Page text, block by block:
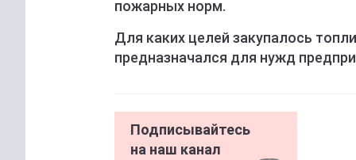
пожарных норм.
Для каких целей закупалось
предназначался для нужд
Подписывайтесь
на наш канал